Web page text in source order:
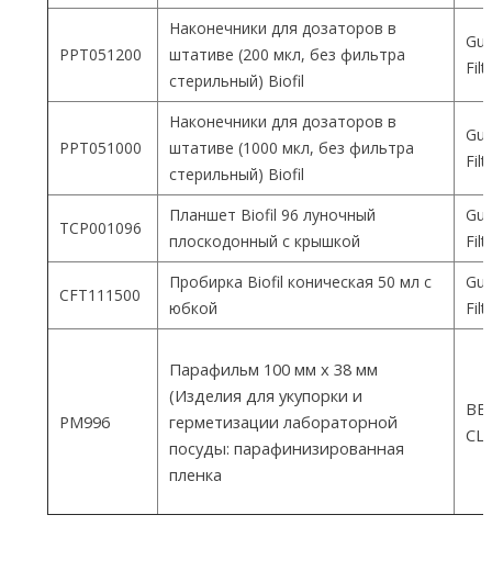
PPT051200
Наконечники для дозаторов в
штативе (200 мкл, без фильтра
стерильный) Biofil
PPT051000
Наконечники для дозаторов в
штативе (1000 мкл, без фильтра
стерильный) Biofil
TCP001096
Планшет Biofil 96 луночный
плоскодонный с крышкой
CFT111500
Пробирка Biofil коническая 50 мл с
юбкой
PM996
Парафильм 100 мм х 38 мм
(Изделия для укупорки и
герметизации лабораторной
посуды: парафинизированная
пленка